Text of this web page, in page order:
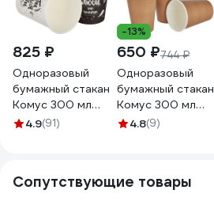
825 ₽
Одноразовый
бумажный стакан
Комус 300 мл
черный/белый 50
4.9(91)
-13%
650 ₽744 ₽
Одноразовый
бумажный стакан
Комус 300 мл
коричневый 50
4.8(9)
Сопутствующие товары